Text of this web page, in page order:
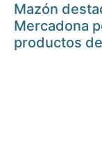
Mazón
Mercadona
productos